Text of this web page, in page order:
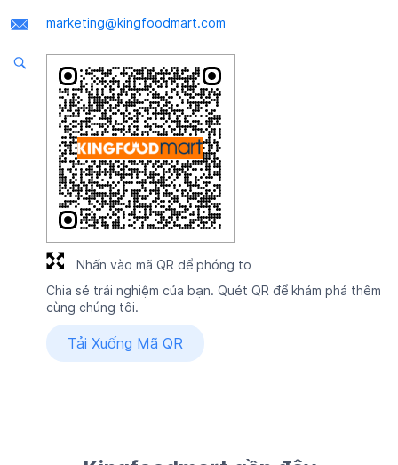
marketing@kingfoodmart.com
Chia sẻ trải nghiệm của bạn. Quét QR để khám phá thêm
cùng chúng tôi.
Tải Xuống Mã QR
Nhấn vào mã QR để phóng to